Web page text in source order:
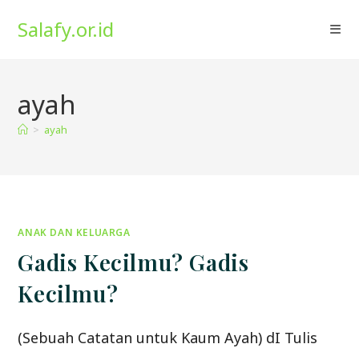
Salafy.or.id
ayah
> ayah
ANAK DAN KELUARGA
Gadis Kecilmu? Gadis
Kecilmu?
(Sebuah Catatan untuk Kaum Ayah) dI Tulis